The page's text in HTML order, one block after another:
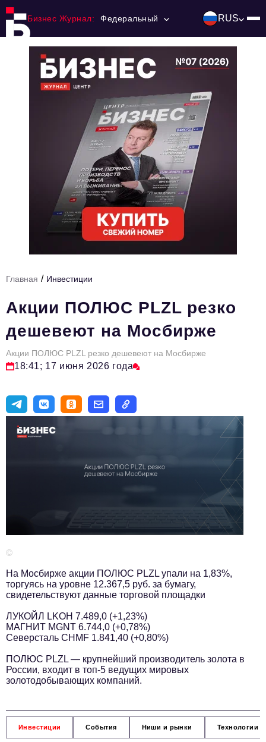
Бизнес Журнал: Федеральный RUS
Ниши и рынки
Технологии и тренды
HR
Персона номера
Юридический практикум
Туризм
Информационный отдел
info@business-magazine.online
Отдел рекламы
reklama@business-magazine.online
Отдел распространения/редакционная подписка
Отдел по работе с партнерами
partner@business-magazine.online
Главная / Инвестиции
Акции ПОЛЮС PLZL резко
дешевеют на Мосбирже
Акции ПОЛЮС PLZL резко дешевеют на Мосбирже
18:41; 17 июня 2026 года
©
На Мосбирже акции ПОЛЮС PLZL упали на 1,83%,
торгуясь на уровне 12.367,5 руб. за бумагу,
свидетельствуют данные торговой площадки
ЛУКОЙЛ LKOH 7.489,0 (+1,23%)
МАГНИТ MGNT 6.744,0 (+0,78%)
Северсталь CHMF 1.841,40 (+0,80%)
ПОЛЮС PLZL — крупнейший производитель золота в
России, входит в топ-5 ведущих мировых
золотодобывающих компаний.
Инвестиции События Ниши и рынки Технологии